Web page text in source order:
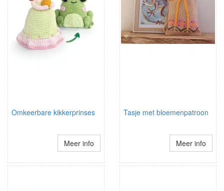
Omkeerbare kikkerprinses
Meer info
Tasje met bloemenpatroon
Meer info